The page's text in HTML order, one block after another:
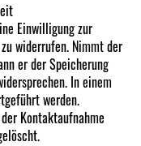
Einwilligung zur
widerrufen. Nimmt der
er der Speicherung
In einem
werden.
Kontaktaufnahme